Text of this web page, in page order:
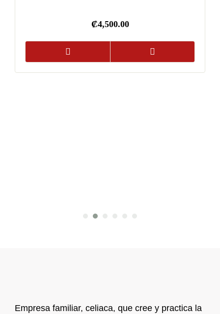
₡4,500.00
Empresa familiar, celiaca, que cree y practica la